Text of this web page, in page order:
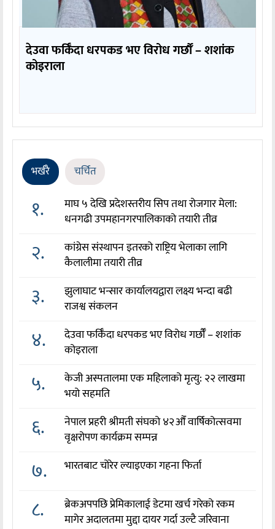
देउवा फर्किँदा धरपकड भए विरोध गर्छौँं – शशांक
कोइराला
भर्खरै चर्चित
१.
माघ ५ देखि प्रदेशस्तरीय सिप तथा रोजगार मेला:
धनगढी उपमहानगरपालिकाको तयारी तीव्र
२.
कांग्रेस संस्थापन इतरको राष्ट्रिय भेलाका लागि
कैलालीमा तयारी तीव्र
३.
झुलाघाट भन्सार कार्यालयद्वारा लक्ष्य भन्दा बढी
राजश्व संकलन
४.
देउवा फर्किँदा धरपकड भए विरोध गर्छौँं – शशांक
कोइराला
५.
केजी अस्पतालमा एक महिलाको मृत्यु: २२ लाखमा
भयो सहमति
६.
नेपाल प्रहरी श्रीमती संघको ४२औँ वार्षिकोत्सवमा
वृक्षरोपण कार्यक्रम सम्पन्न
७. भारतबाट चोरेर ल्याइएका गहना फिर्ता
८.
ब्रेकअपपछि प्रेमिकालाई डेटमा खर्च गरेको रकम
मागेर अदालतमा मुद्दा दायर गर्दा उल्टै जरिवाना